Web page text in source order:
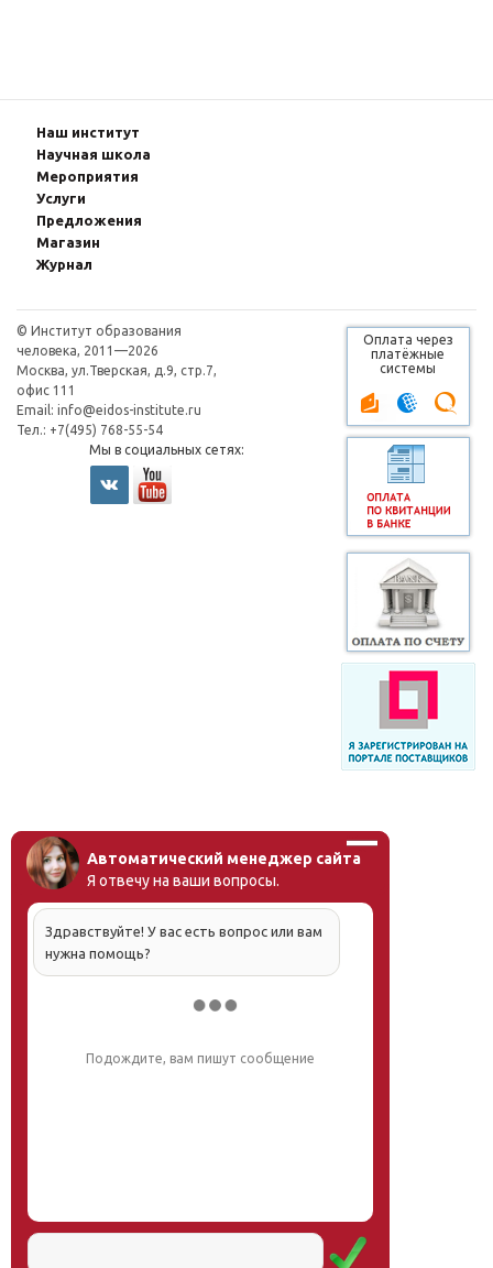
Наш институт
Научная школа
Мероприятия
Услуги
Предложения
Магазин
Журнал
© Институт образования
человека, 2011—2026
Москва, ул.Тверская, д.9, стр.7,
офис 111
Email: info@eidos-institute.ru
Тел.: +7(495) 768-55-54
Мы в социальных сетях:
Оплата через
платёжные
системы
Автоматический менеджер сайта
Я отвечу на ваши вопросы.
Здравствуйте! У вас есть вопрос или вам
нужна помощь?
Подождите, вам пишут сообщение